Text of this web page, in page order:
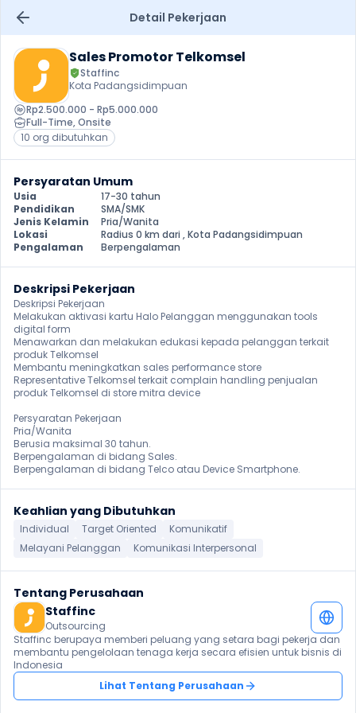
Detail Pekerjaan
Sales Promotor Telkomsel
Staffinc
Kota Padangsidimpuan
Rp2.500.000 - Rp5.000.000
Full-Time, Onsite
10 org dibutuhkan
Persyaratan Umum
Usia
17-30 tahun
Pendidikan
SMA/SMK
Jenis Kelamin
Pria/Wanita
Lokasi
Radius 0 km dari , Kota Padangsidimpuan
Pengalaman
Berpengalaman
Deskripsi Pekerjaan
Deskripsi Pekerjaan
⁠Melakukan aktivasi kartu Halo Pelanggan menggunakan tools
digital form
⁠Menawarkan dan melakukan edukasi kepada pelanggan terkait
produk Telkomsel
⁠Membantu meningkatkan sales performance store
Representative Telkomsel terkait complain handling penjualan
produk Telkomsel di store mitra device
Persyaratan Pekerjaan
Pria/Wanita
Berusia maksimal 30 tahun.
Berpengalaman di bidang Sales.
Berpengalaman di bidang Telco atau Device Smartphone.
Keahlian yang Dibutuhkan
Individual Target Oriented
Komunikatif
Melayani Pelanggan
Komunikasi Interpersonal
Tentang Perusahaan
Staffinc
Outsourcing
Staffinc berupaya memberi peluang yang setara bagi pekerja dan
membantu pengelolaan tenaga kerja secara efisien untuk bisnis di
Indonesia
Lihat Tentang Perusahaan